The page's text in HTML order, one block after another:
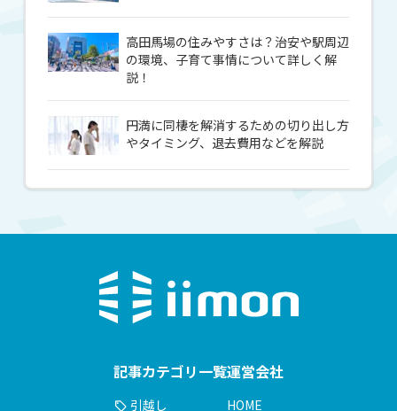
高田馬場の住みやすさは？治安や駅周辺
の環境、子育て事情について詳しく解
説！
円満に同棲を解消するための切り出し方
やタイミング、退去費用などを解説
記事カテゴリ一覧
引越し
運営会社
HOME